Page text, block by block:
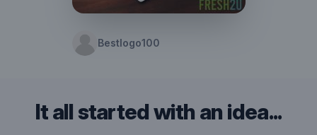
Bestlogo100
It all started with an idea...